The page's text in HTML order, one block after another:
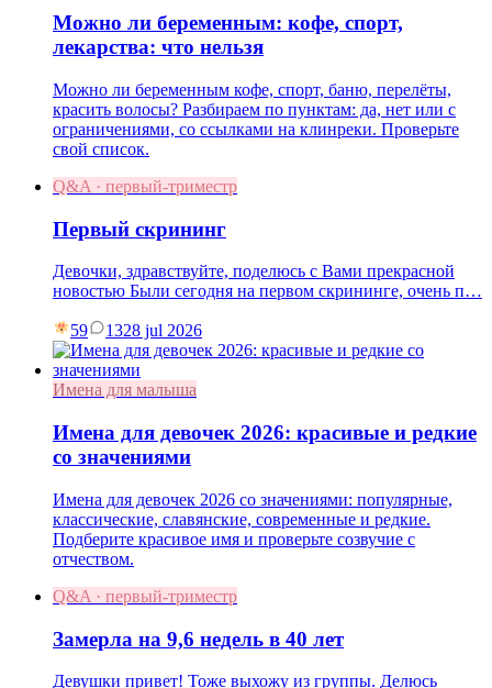
Можно ли беременным: кофе, спорт,
лекарства: что нельзя
Можно ли беременным кофе, спорт, баню, перелёты,
красить волосы? Разбираем по пунктам: да, нет или с
ограничениями, со ссылками на клинреки. Проверьте
свой список.
Q&A · первый-триместр
Первый скрининг
Девочки, здравствуйте, поделюсь с Вами прекрасной
новостью Были сегодня на первом скрининге, очень п…
59 1328 jul 2026
Имена для малыша
Имена для девочек 2026: красивые и редкие
со значениями
Имена для девочек 2026 со значениями: популярные,
классические, славянские, современные и редкие.
Подберите красивое имя и проверьте созвучие с
отчеством.
Q&A · первый-триместр
Замерла на 9,6 недель в 40 лет
Девушки привет! Тоже выхожу из группы. Делюсь